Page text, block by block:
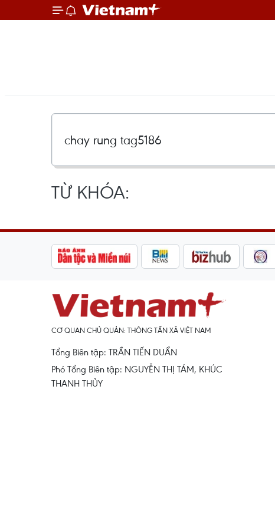
TỪ KHÓA:
CƠ QUAN CHỦ QUẢN: THÔNG TẤN XÃ VIỆT NAM
Tổng Biên tập: TRẦN TIẾN DUẨN
Phó Tổng Biên tập: NGUYỄN THỊ TÁM, KHÚC
THANH THỦY